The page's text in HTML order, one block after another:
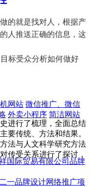
的就是找对人，根据产
人推送正确的信息，这
标受众分析如何做好
进行了梳理，全面总结
要传统、方法和结果。
法与人文科学研究方法
传受关系进行了探讨，
网站 微信推广、微信
外卖小程序 简洁网站
国际贸易有限公司品牌
一品牌设计网络推广项